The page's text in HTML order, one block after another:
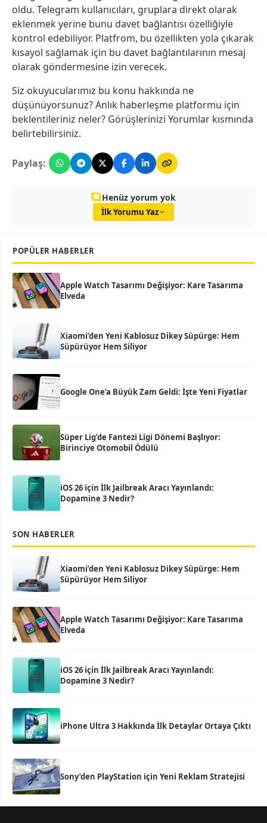
oldu. Telegram kullanıcıları, gruplara direkt olarak
eklenmek yerine bunu davet bağlantısı özelliğiyle
kontrol edebiliyor. Platfrom, bu özellikten yola çıkarak
kısayol sağlamak için bu davet bağlantılarının mesaj
olarak göndermesine izin verecek.
Siz okuyucularımız bu konu hakkında ne
düşünüyorsunuz? Anlık haberleşme platformu için
beklentileriniz neler? Görüşlerinizi Yorumlar kısmında
belirtebilirsiniz.
Paylaş:
Henüz yorum yok
İlk Yorumu Yaz
POPÜLER HABERLER
Apple Watch Tasarımı Değişiyor: Kare Tasarıma
Elveda
Xiaomi’den Yeni Kablosuz Dikey Süpürge: Hem
Süpürüyor Hem Siliyor
Google One’a Büyük Zam Geldi: İşte Yeni Fiyatlar
Süper Lig’de Fantezi Ligi Dönemi Başlıyor:
Birinciye Otomobil Ödülü
iOS 26 için İlk Jailbreak Aracı Yayınlandı:
Dopamine 3 Nedir?
SON HABERLER
Xiaomi’den Yeni Kablosuz Dikey Süpürge: Hem
Süpürüyor Hem Siliyor
Apple Watch Tasarımı Değişiyor: Kare Tasarıma
Elveda
iOS 26 için İlk Jailbreak Aracı Yayınlandı:
Dopamine 3 Nedir?
iPhone Ultra 3 Hakkında İlk Detaylar Ortaya Çıktı
Sony’den PlayStation için Yeni Reklam Stratejisi